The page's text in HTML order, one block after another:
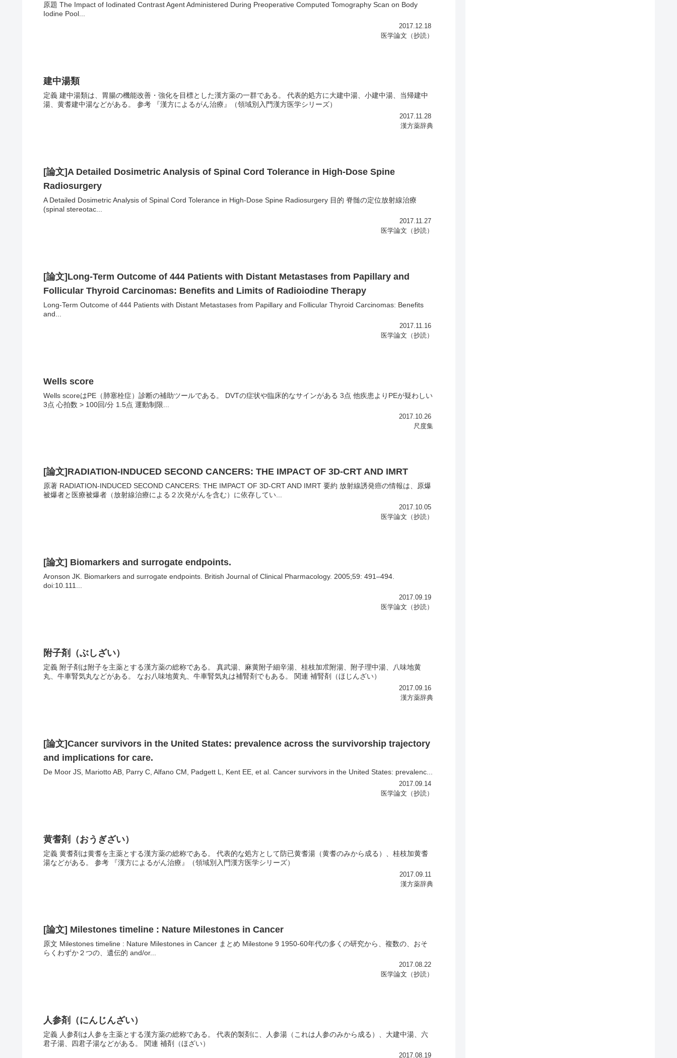
原題 The Impact of Iodinated Contrast Agent Administered During Preoperative Computed Tomography Scan on Body
Iodine Pool...
2017.12.18
医学論文（抄読）
建中湯類
定義 建中湯類は、胃腸の機能改善・強化を目標とした漢方薬の一群である。 代表的処方に大建中湯、小建中湯、当帰建中
湯、黄耆建中湯などがある。 参考 『漢方によるがん治療』（領域別入門漢方医学シリーズ）
2017.11.28
漢方薬辞典
[論文]A Detailed Dosimetric Analysis of Spinal Cord Tolerance in High-Dose Spine
Radiosurgery
A Detailed Dosimetric Analysis of Spinal Cord Tolerance in High-Dose Spine Radiosurgery 目的 脊髄の定位放射線治療
(spinal stereotac...
2017.11.27
医学論文（抄読）
[論文]Long-Term Outcome of 444 Patients with Distant Metastases from Papillary and
Follicular Thyroid Carcinomas: Benefits and Limits of Radioiodine Therapy
Long-Term Outcome of 444 Patients with Distant Metastases from Papillary and Follicular Thyroid Carcinomas: Benefits
and...
2017.11.16
医学論文（抄読）
Wells score
Wells scoreはPE（肺塞栓症）診断の補助ツールである。 DVTの症状や臨床的なサインがある 3点 他疾患よりPEが疑わしい
3点 心拍数 > 100回/分 1.5点 運動制限...
2017.10.26
尺度集
[論文]RADIATION-INDUCED SECOND CANCERS: THE IMPACT OF 3D-CRT AND IMRT
原著 RADIATION-INDUCED SECOND CANCERS: THE IMPACT OF 3D-CRT AND IMRT 要約 放射線誘発癌の情報は、原爆
被爆者と医療被爆者（放射線治療による２次発がんを含む）に依存してい...
2017.10.05
医学論文（抄読）
[論文] Biomarkers and surrogate endpoints.
Aronson JK. Biomarkers and surrogate endpoints. British Journal of Clinical Pharmacology. 2005;59: 491–494.
doi:10.111...
2017.09.19
医学論文（抄読）
附子剤（ぶしざい）
定義 附子剤は附子を主薬とする漢方薬の総称である。 真武湯、麻黄附子細辛湯、桂枝加朮附湯、附子理中湯、八味地黄
丸、牛車腎気丸などがある。 なお八味地黄丸、牛車腎気丸は補腎剤でもある。 関連 補腎剤（ほじんざい）
2017.09.16
漢方薬辞典
[論文]Cancer survivors in the United States: prevalence across the survivorship trajectory
and implications for care.
De Moor JS, Mariotto AB, Parry C, Alfano CM, Padgett L, Kent EE, et al. Cancer survivors in the United States: prevalenc...
2017.09.14
医学論文（抄読）
黄耆剤（おうぎざい）
定義 黄耆剤は黄耆を主薬とする漢方薬の総称である。 代表的な処方として防已黄耆湯（黄耆のみから成る）、桂枝加黄耆
湯などがある。 参考 『漢方によるがん治療』（領域別入門漢方医学シリーズ）
2017.09.11
漢方薬辞典
[論文] Milestones timeline : Nature Milestones in Cancer
原文 Milestones timeline : Nature Milestones in Cancer まとめ Milestone 9 1950-60年代の多くの研究から、複数の、おそ
らくわずか２つの、遺伝的 and/or...
2017.08.22
医学論文（抄読）
人参剤（にんじんざい）
定義 人参剤は人参を主薬とする漢方薬の総称である。 代表的製剤に、人参湯（これは人参のみから成る）、大建中湯、六
君子湯、四君子湯などがある。 関連 補剤（ほざい）
2017.08.19